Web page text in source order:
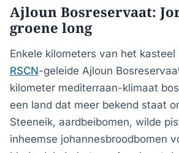
Ajloun Bosreservaat:
groene long
Enkele kilometers van het kasteel
RSCN-geleide Ajloun
kilometer mediterraan-klimaat
een land dat meer bekend staat
Steeneik, aardbeibomen, wilde
inheemse johannesbroodbomen